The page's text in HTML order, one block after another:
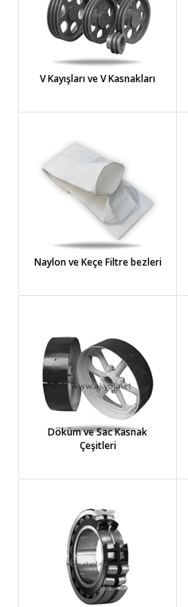
V Kayışları ve V Kasnakları
Naylon ve Keçe Filtre bezleri
Döküm ve Sac Kasnak
Çeşitleri